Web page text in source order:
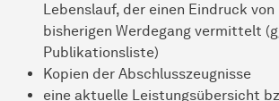
Lebenslauf, der einen Eindruck von
bisherigen Werdegang vermittelt
Publikationsliste)
Kopien der Abschlusszeugnisse
eine aktuelle Leistungsübersicht